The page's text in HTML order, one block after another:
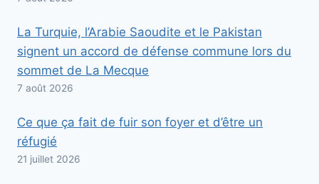
La Turquie, l’Arabie Saoudite et le Pakistan
signent un accord de défense commune lors du
sommet de La Mecque
7 août 2026
Ce que ça fait de fuir son foyer et d’être un
réfugié
21 juillet 2026